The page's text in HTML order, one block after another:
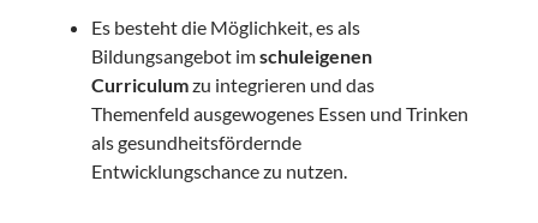
Es besteht die Möglichkeit, es als
Bildungsangebot imschuleigenen
Curriculumzu integrieren und das
Themenfeld ausgewogenes Essen und Trinken
als gesundheitsfördernde
Entwicklungschance zu nutzen.